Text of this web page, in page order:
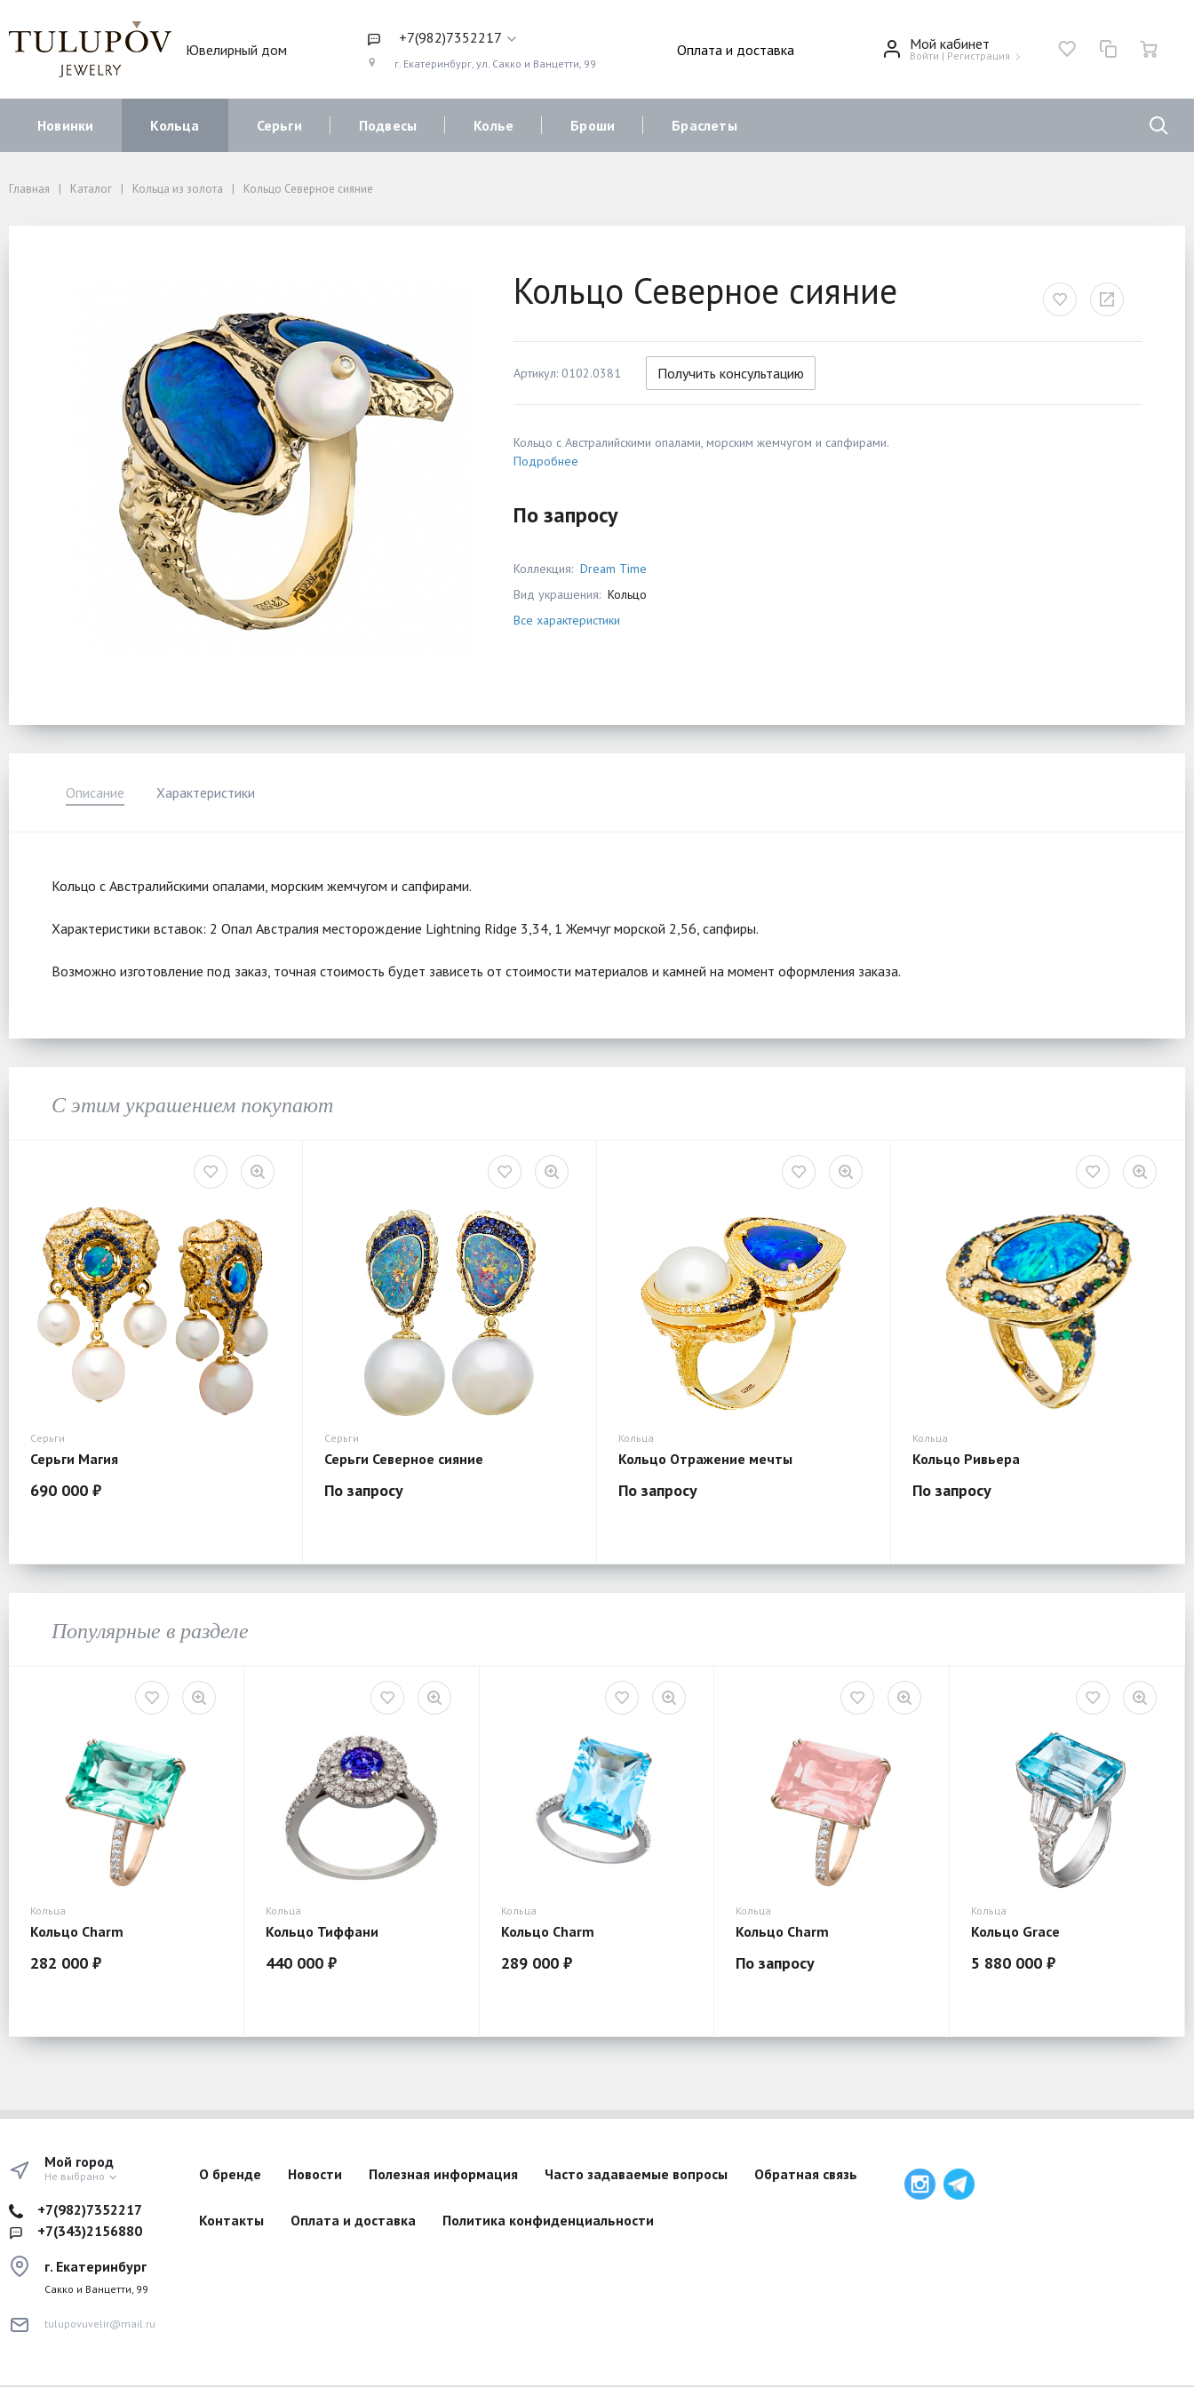
Ювелирный дом
+7(982)7352217
г. Екатеринбург, ул. Сакко и Ванцетти, 99
Оплата и доставка Мой кабинет
Войти | Регистрация
Новинки Кольца Серьги Подвесы Колье Броши Браслеты
Главная Каталог Кольца из золота Кольцо Северное сияние
Кольцо Северное сияние
Артикул: 0102.0381 Получить консультацию
Кольцо с Австралийскими опалами, морским жемчугом и сапфирами.
Подробнее
По запросу
Коллекция: Dream Time
Вид украшения: Кольцо
Все характеристики
Описание Характеристики
Кольцо с Австралийскими опалами, морским жемчугом и сапфирами.
Характеристики вставок: 2 Опал Австралия месторождение Lightning Ridge 3,34, 1 Жемчуг морской 2,56, сапфиры.
Возможно изготовление под заказ, точная стоимость будет зависеть от стоимости материалов и камней на момент оформления заказа.
С этим украшением покупают
Серьги
Серьги Магия
690 000 ₽
Серьги
Серьги Северное сияние
По запросу
Кольца
Кольцо Отражение мечты
По запросу
Кольца
Кольцо Ривьера
По запросу
Популярные в разделе
Кольца
Кольцо Charm
282 000 ₽
Кольца
Кольцо Тиффани
440 000 ₽
Кольца
Кольцо Charm
289 000 ₽
Кольца
Кольцо Charm
По запросу
Кольца
Кольцо Grace
5 880 000 ₽
Мой город
Не выбрано
+7(982)7352217
+7(343)2156880
г. Екатеринбург
Сакко и Ванцетти, 99
tulupovuvelir@mail.ru
О бренде Новости Полезная информация Часто задаваемые вопросы Обратная связь
Контакты Оплата и доставка Политика конфиденциальности